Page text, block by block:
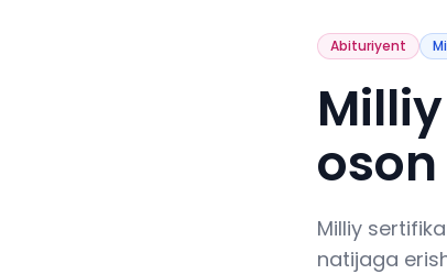
Abituriyent
Milliy
natijaga